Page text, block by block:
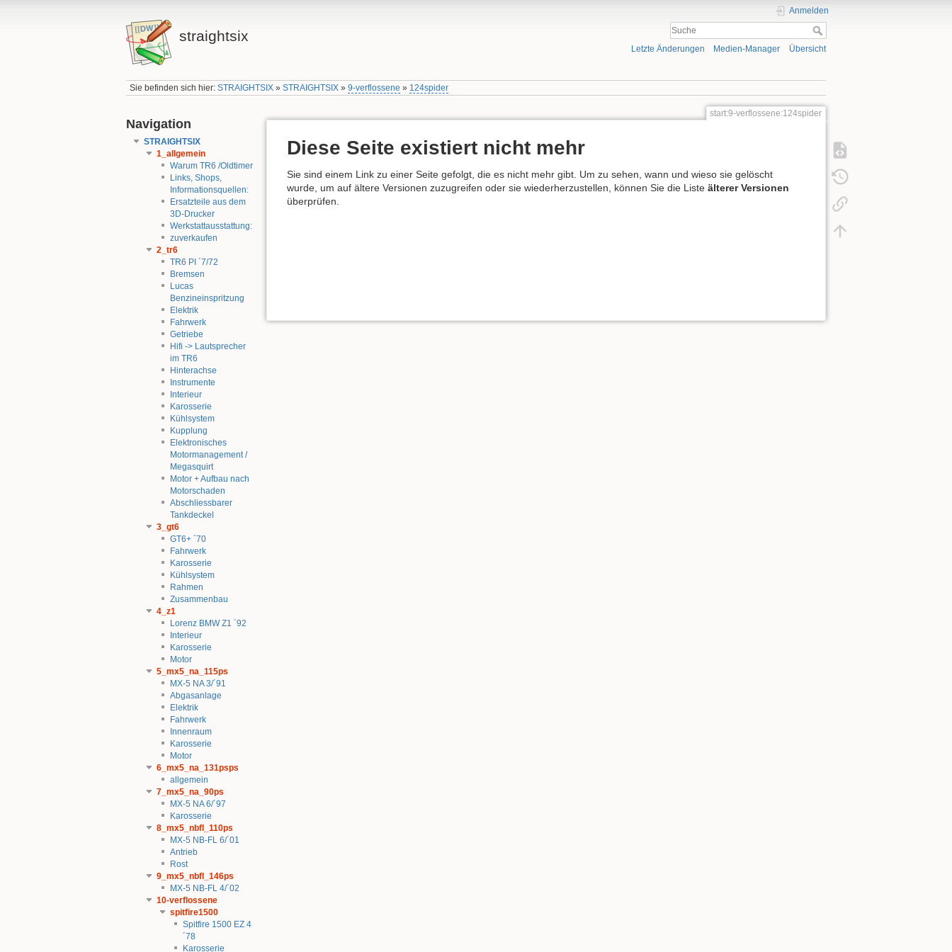
straightsix
Anmelden
Letzte Änderungen Medien-Manager Übersicht
Sie befinden sich hier: STRAIGHTSIX» STRAIGHTSIX» 9-verflossene » 124spider
Navigation
STRAIGHTSIX
1_allgemein
Warum TR6 /Oldtimer
Links, Shops,
Informationsquellen:
Ersatzteile aus dem
3D-Drucker
Werkstattausstattung:
zuverkaufen
2_tr6
TR6 PI ´7/72
Bremsen
Lucas
Benzineinspritzung
Elektrik
Fahrwerk
Getriebe
Hifi -> Lautsprecher
im TR6
Hinterachse
Instrumente
Interieur
Karosserie
Kühlsystem
Kupplung
Elektronisches
Motormanagement /
Megasquirt
Motor + Aufbau nach
Motorschaden
Abschliessbarer
Tankdeckel
3_gt6
GT6+ ´70
Fahrwerk
Karosserie
Kühlsystem
Rahmen
Zusammenbau
4_z1
Lorenz BMW Z1 ´92
Interieur
Karosserie
Motor
5_mx5_na_115ps
MX-5 NA 3/´91
Abgasanlage
Elektrik
Fahrwerk
Innenraum
Karosserie
Motor
6_mx5_na_131psps
allgemein
7_mx5_na_90ps
MX-5 NA 6/´97
Karosserie
8_mx5_nbfl_110ps
MX-5 NB-FL 6/´01
Antrieb
Rost
9_mx5_nbfl_146ps
MX-5 NB-FL 4/´02
10-verflossene
spitfire1500
Spitfire 1500 EZ 4
´78
Karosserie
start:9-verflossene:124spider
Diese Seite existiert nicht mehr
Sie sind einem Link zu einer Seite gefolgt, die es nicht mehr gibt. Um zu sehen, wann und wieso sie gelöscht
wurde, um auf ältere Versionen zuzugreifen oder sie wiederherzustellen, können Sie die Liste älterer Versionen
überprüfen.